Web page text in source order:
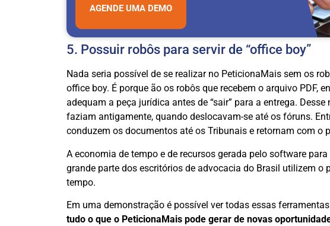
AGENDE UMA DEMO
5. Possuir robôs para servir de “office boy”
Nada seria possível de se realizar no PeticionaMais sem os
office boy. É porque ão os robôs que recebem o arquivo PDF,
adequam a peça jurídica antes de “sair” para a entrega.
faziam antigamente, quando deslocavam-se até os fóruns.
conduzem os documentos até os Tribunais e retornam com o
A economia de tempo e de recursos gerada pelo software
grande parte dos escritórios de advocacia do Brasil utilizem
tempo.
Em uma demonstração é possível ver todas essas
tudo o que o PeticionaMais pode gerar de novas